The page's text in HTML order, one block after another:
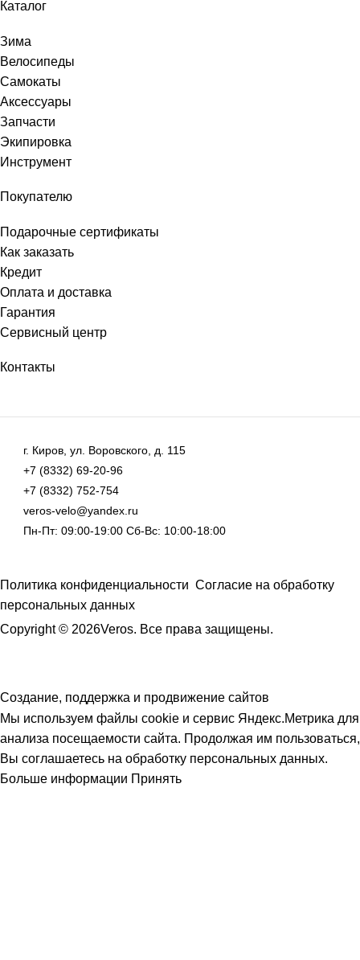
Каталог
Зима
Велосипеды
Самокаты
Аксессуары
Запчасти
Экипировка
Инструмент
Покупателю
Подарочные сертификаты
Как заказать
Кредит
Оплата и доставка
Гарантия
Сервисный центр
Контакты
г. Киров, ул. Воровского, д. 115
+7 (8332) 69-20-96
+7 (8332) 752-754
veros-velo@yandex.ru
Пн-Пт: 09:00-19:00 Сб-Вс: 10:00-18:00
Политика конфиденциальности Согласие на обработку
персональных данных
Copyright © 2026Veros. Все права защищены.
Создание, поддержка и продвижение сайтов
Мы используем файлы cookie и сервис Яндекс.Метрика для
анализа посещаемости сайта. Продолжая им пользоваться,
Вы соглашаетесь на обработку персональных данных.
Больше информации Принять